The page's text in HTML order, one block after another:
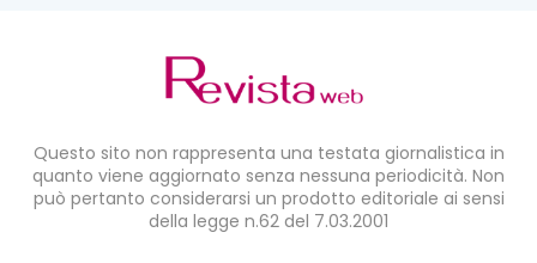
Questo sito non rappresenta una testata giornalistica in
quanto viene aggiornato senza nessuna periodicità. Non
può pertanto considerarsi un prodotto editoriale ai sensi
della legge n.62 del 7.03.2001